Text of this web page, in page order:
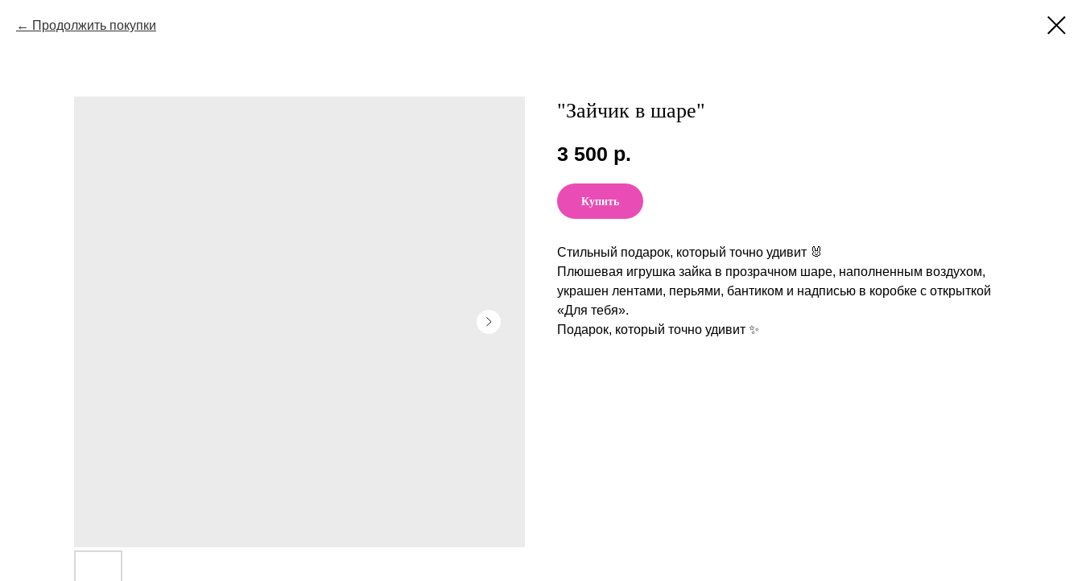
Продолжить покупки
"Зайчик в шаре"
3 500 р.
Купить
Стильный подарок, который точно удивит 🐰
Плюшевая игрушка зайка в прозрачном шаре, наполненным воздухом,
украшен лентами, перьями, бантиком и надписью в коробке с открыткой
«Для тебя».
Подарок, который точно удивит ✨